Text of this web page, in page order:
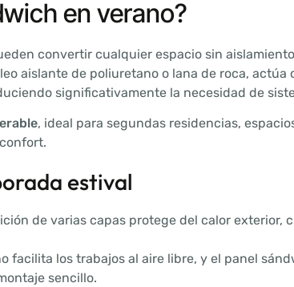
en verano?
convertir cualquier espacio sin
aislante de poliuretano o lana de roca, actúa
significativamente la necesidad de
, ideal para segundas residencias,
estival
de varias capas protege del calor exterior,
facilita los trabajos al aire libre, y el panel
sencillo.